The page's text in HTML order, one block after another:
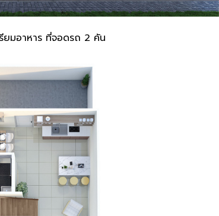
มอาหาร ที่จอดรถ 2 คัน